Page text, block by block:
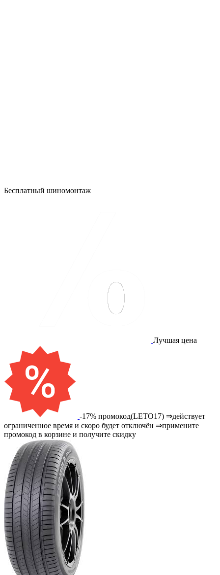
Бесплатный шиномонтаж
Лучшая цена
-17% промокод(LETO17) ⇒действует
ограниченное время и скоро будет отключён ⇒примените
промокод в корзине и получите скидку